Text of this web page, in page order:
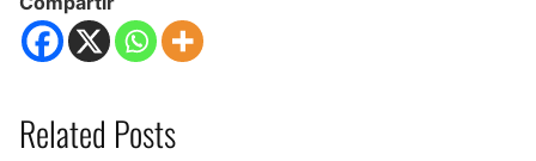
Related Posts